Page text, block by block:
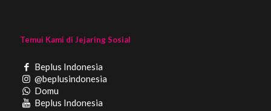
Temui Kami di Jejaring Sosial
Beplus Indonesia
@beplusindonesia
Domu
Beplus Indonesia